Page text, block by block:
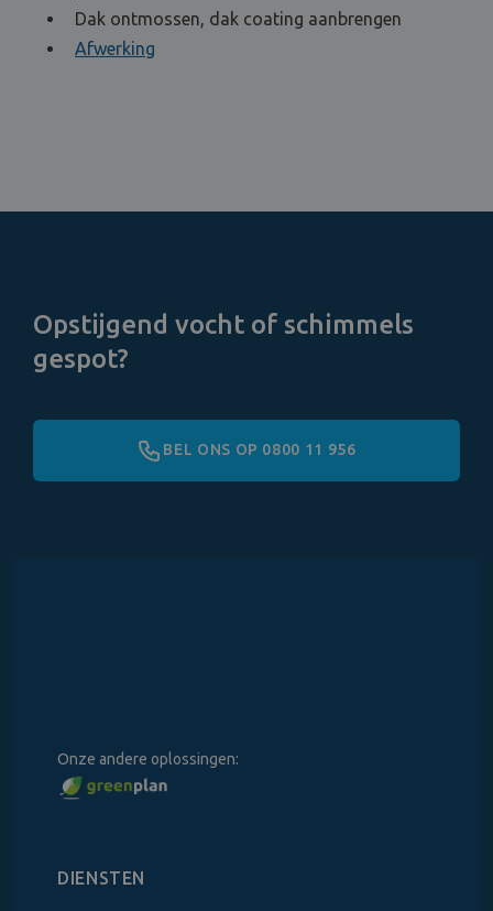
Dak ontmossen, dak coating aanbrengen
Afwerking
Opstijgend vocht of schimmels
gespot?
BEL ONS OP 0800 11 956
Onze andere oplossingen:
DIENSTEN